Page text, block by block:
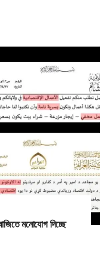
মনোযোগ দিচ্ছে